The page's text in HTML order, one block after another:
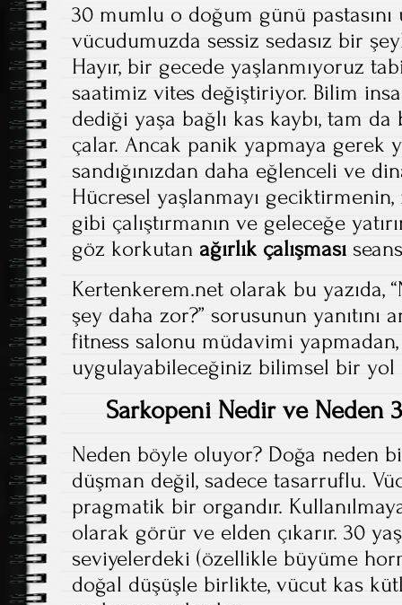
30 mumlu o doğum günü
vücudumuzda sessiz sedasız bir
Hayır, bir gecede yaşlanmıyoruz
saatimiz vites değiştiriyor. Bilim
dediği yaşa bağlı kas kaybı, tam da
çalar. Ancak panik yapmaya gerek
sandığınızdan daha eğlenceli ve
Hücresel yaşlanmayı
gibi çalıştırmanın ve geleceğe
göz korkutan ağırlık çalışması
Kertenkerem.net olarak bu yazıda,
şey daha zor?” sorusunun yanıtını
fitness salonu müdavimi
uygulayabileceğiniz bilimsel bir yol
Sarkopeni Nedir ve Neden
Neden böyle oluyor? Doğa neden
düşman değil, sadece tasarruflu.
pragmatik bir organdır.
olarak görür ve elden çıkarır. 30
seviyelerdeki (özellikle büyüme
doğal düşüşle birlikte, vücut kas